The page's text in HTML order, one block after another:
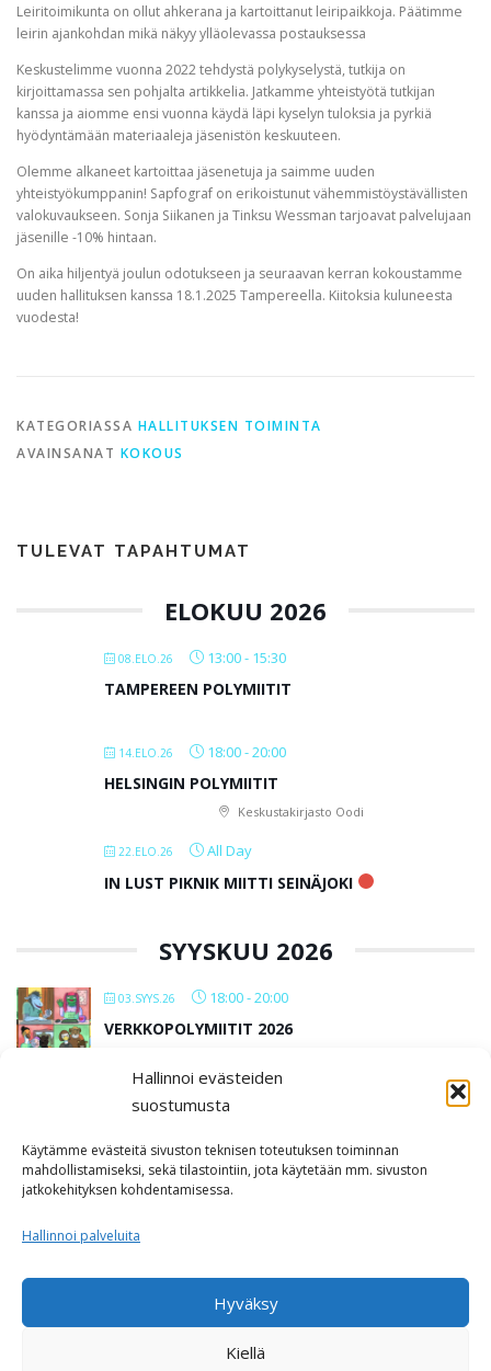
Hallinnoi evästeiden
suostumusta
Käytämme evästeitä sivuston teknisen toteutuksen toiminnan
mahdollistamiseksi, sekä tilastointiin, jota käytetään mm. sivuston
jatkokehityksen kohdentamisessa.
Hallinnoi palveluita
Hyväksy
Kiellä
Leiritoimikunta on ollut ahkerana ja kartoittanut leiripaikkoja. Päätimme
leirin ajankohdan mikä näkyy ylläolevassa postauksessa
Keskustelimme vuonna 2022 tehdystä polykyselystä, tutkija on
kirjoittamassa sen pohjalta artikkelia. Jatkamme yhteistyötä tutkijan
kanssa ja aiomme ensi vuonna käydä läpi kyselyn tuloksia ja pyrkiä
hyödyntämään materiaaleja jäsenistön keskuuteen.
Olemme alkaneet kartoittaa jäsenetuja ja saimme uuden
yhteistyökumppanin! Sapfograf on erikoistunut vähemmistöystävällisten
valokuvaukseen. Sonja Siikanen ja Tinksu Wessman tarjoavat palvelujaan
jäsenille -10% hintaan.
On aika hiljentyä joulun odotukseen ja seuraavan kerran kokoustamme
uuden hallituksen kanssa 18.1.2025 Tampereella. Kiitoksia kuluneesta
vuodesta!
KATEGORIASSA HALLITUKSEN TOIMINTA
AVAINSANAT KOKOUS
TULEVAT TAPAHTUMAT
ELOKUU 2026
08.ELO.26 13:00- 15:30
TAMPEREEN POLYMIITIT
14.ELO.26 18:00-20:00
HELSINGIN POLYMIITIT
Keskustakirjasto Oodi
22.ELO.26 All Day
IN LUST PIKNIK MIITTI SEINÄJOKI
SYYSKUU 2026
03.SYYS.26 18:00-20:00
VERKKOPOLYMIITIT 2026
Kabackan kellari